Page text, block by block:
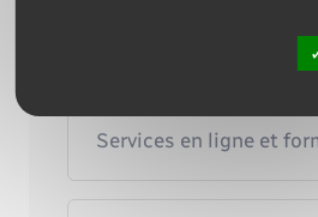
Services en ligne et